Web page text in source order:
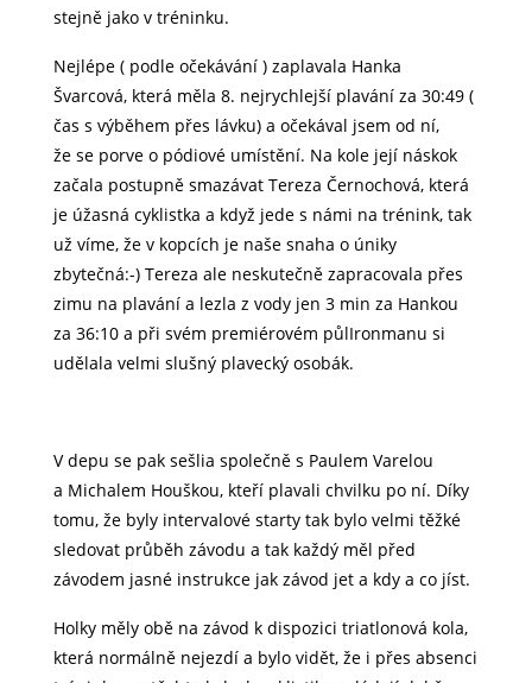
stejně jako v tréninku.
Nejlépe ( podle očekávání ) zaplavala Hanka
Švarcová, která měla 8. nejrychlejší plavání za 30:49 (
čas s výběhem přes lávku) a očekával jsem od ní,
že se porve o pódiové umístění. Na kole její náskok
začala postupně smazávat Tereza Černochová, která
je úžasná cyklistka a když jede s námi na trénink, tak
už víme, že v kopcích je naše snaha o úniky
zbytečná:-) Tereza ale neskutečně zapracovala přes
zimu na plavání a lezla z vody jen 3 min za Hankou
za 36:10 a při svém premiérovém půlIronmanu si
udělala velmi slušný plavecký osobák.
V depu se pak sešlia společně s Paulem Varelou
a Michalem Houškou, kteří plavali chvilku po ní. Díky
tomu, že byly intervalové starty tak bylo velmi těžké
sledovat průběh závodu a tak každý měl před
závodem jasné instrukce jak závod jet a kdy a co jíst.
Holky měly obě na závod k dispozici triatlonová kola,
která normálně nejezdí a bylo vidět, že i přes absenci